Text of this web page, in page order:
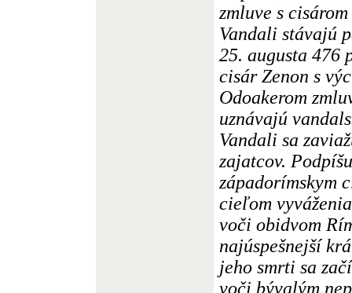
zmluve s
Vandali stávajú
25. augusta 476
cisár Zenon s
Odoakerom
uznávajú
Vandali sa
zajatcov.
západorímskym
cieľom
voči obidvom
najúspešnejší
jeho smrti sa
voči bývalým